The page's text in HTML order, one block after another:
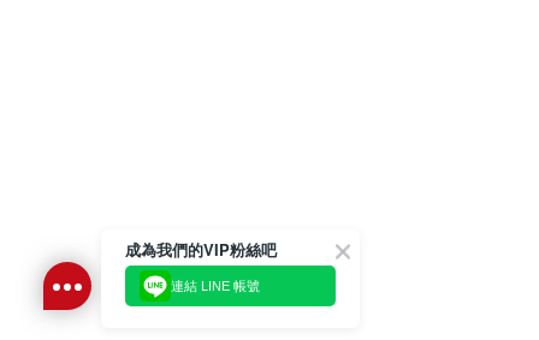
成為我們的VIP粉絲吧
連結 LINE 帳號